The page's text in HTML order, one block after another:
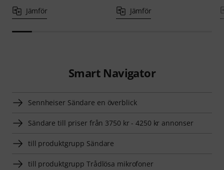
Jämför Jämför
Smart Navigator
Sennheiser Sändare en överblick
Sändare till priser från 3750 kr - 4250 kr annonser
till produktgrupp Sändare
till produktgrupp Trådlösa mikrofoner